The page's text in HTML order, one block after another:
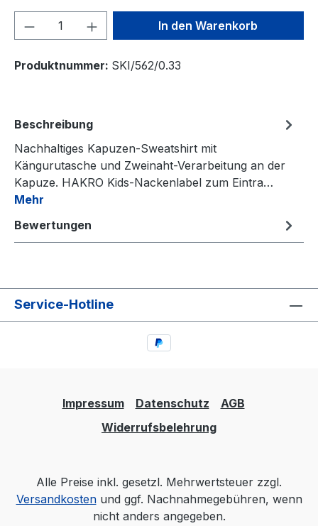
Produkt Anzahl: Gib denIn den Warenkorb
Produktnummer: SKI/562/0.33
Beschreibung
Nachhaltiges Kapuzen-Sweatshirt mit
Kängurutasche und Zweinaht-Verarbeitung an der
Kapuze. HAKRO Kids-Nackenlabel zum Eintra…
Mehr
Bewertungen
Service-Hotline
Impressum Datenschutz
AGB
Widerrufsbelehrung
Alle Preise inkl. gesetzl. Mehrwertsteuer zzgl.
Versandkostenund ggf. Nachnahmegebühren, wenn
nicht anders angegeben.